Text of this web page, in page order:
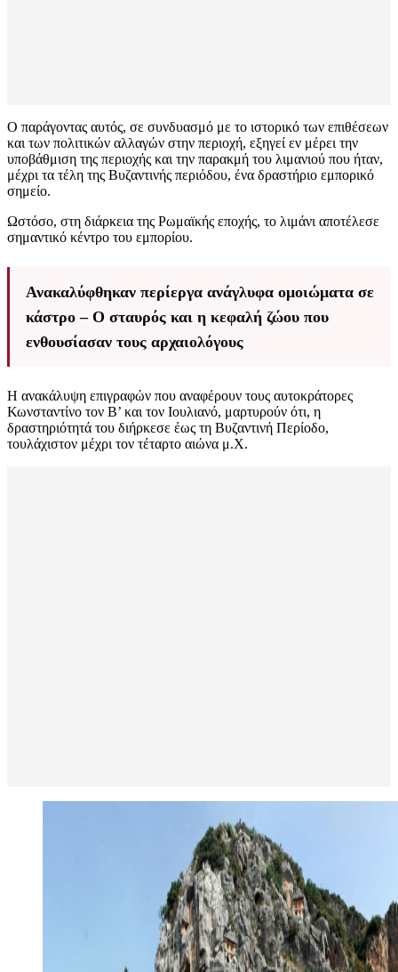
Ο παράγοντας αυτός, σε συνδυασμό με το ιστορικό των επιθέσεων
και των πολιτικών αλλαγών στην περιοχή, εξηγεί εν μέρει την
υποβάθμιση της περιοχής και την παρακμή του λιμανιού που ήταν,
μέχρι τα τέλη της Βυζαντινής περιόδου, ένα δραστήριο εμπορικό
σημείο.
Ωστόσο, στη διάρκεια της Ρωμαϊκής εποχής, το λιμάνι αποτέλεσε
σημαντικό κέντρο του εμπορίου.
Ανακαλύφθηκαν περίεργα ανάγλυφα ομοιώματα σε
κάστρο – Ο σταυρός και η κεφαλή ζώου που
ενθουσίασαν τους αρχαιολόγους
Η ανακάλυψη επιγραφών που αναφέρουν τους αυτοκράτορες
Κωνσταντίνο τον Β’ και τον Ιουλιανό, μαρτυρούν ότι, η
δραστηριότητά του διήρκεσε έως τη Βυζαντινή Περίοδο,
τουλάχιστον μέχρι τον τέταρτο αιώνα μ.Χ.